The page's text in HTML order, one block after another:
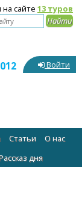
на сайте 13 туров
Войти
Статьи
О нас
дня